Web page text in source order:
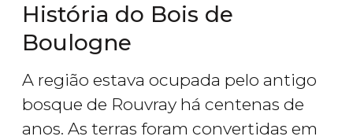
História do Bois de
Boulogne
A região estava ocupada pelo antigo
bosque de Rouvray há centenas de
anos. As terras foram convertidas em